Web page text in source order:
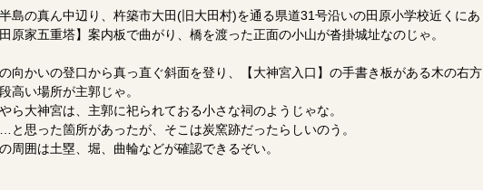
島の真ん中辺り、杵築市大田(旧大田村)を通る県道31号沿いの田原小学校近くにあ
原家五重塔】案内板で曲がり、橋を渡った正面の小山が沓掛城址なのじゃ。
向かいの登口から真っ直ぐ斜面を登り、【大神宮入口】の手書き板がある木の右方
高い場所が主郭じゃ。
ら大神宮は、主郭に祀られておる小さな祠のようじゃな。
と思った箇所があったが、そこは炭窯跡だったらしいのう。
周囲は土塁、堀、曲輪などが確認できるぞい。